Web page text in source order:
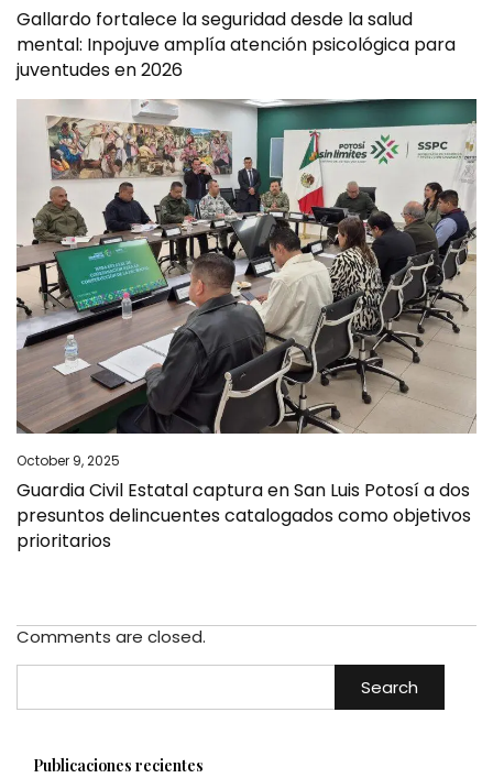
Gallardo fortalece la seguridad desde la salud
mental: Inpojuve amplía atención psicológica para
juventudes en 2026
October 9, 2025
Guardia Civil Estatal captura en San Luis Potosí a dos
presuntos delincuentes catalogados como objetivos
prioritarios
Comments are closed.
Search
Publicaciones recientes